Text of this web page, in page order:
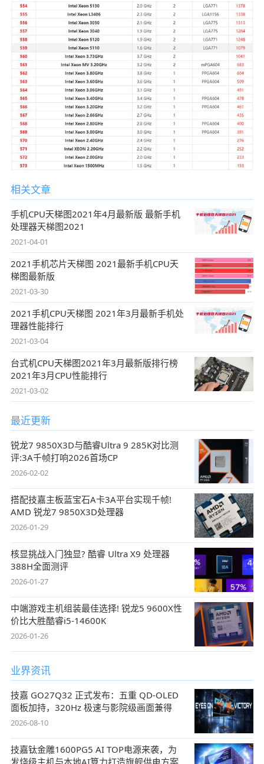
相关文章
手机CPU天梯图2021年4月最新版 最新手机
处理器天梯图2021
2021-04-01
2021手机芯片天梯图 2021最新手机CPU天
梯图最新版
2021-03-30
2021手机CPU天梯图 2021年3月最新手机处
理器性能排行
2021-03-04
台式机CPU天梯图2021年3月最新版排行榜
2021年3月CPU性能排行
2021-03-02
最近更新
锐龙7 9850X3D与酷睿Ultra 9 285K对比测
评:3A千帧打响2026首场CP
2026-02-02
搭配技嘉主板蓝宝石A卡3A平台实现千帧!
AMD 锐龙7 9850X3D处理器
2026-01-29
核显挑战入门独显? 酷睿 Ultra X9 处理器
388H全面测评
2026-01-27
中端游戏主机组装最佳选择! 锐龙5 9600X性
价比大胜酷睿i5-14600K
2026-01-26
业界资讯
技嘉 GO27Q32 正式发布：五重 QD-OLED
面板加持，320Hz 极速与影院级画面兼得
2026-08-10
技嘉钛金雕1600PG5 AI TOP电源来袭，为
发烧级主机与本地AI算力打造旗舰供电方案